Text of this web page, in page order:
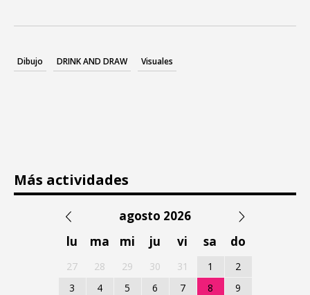
Dibujo DRINK AND DRAW Visuales
Más actividades
agosto 2026
lu
ma mi ju vi sa do
27 28 29 30 31 1
2
3
4 5 6 7 8
9